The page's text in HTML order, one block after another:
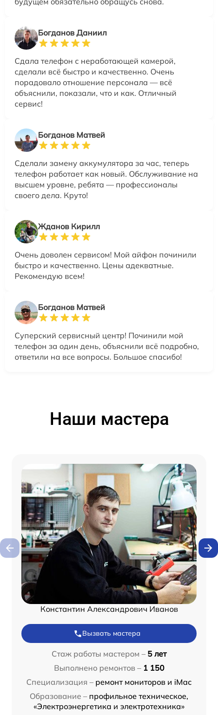
Богданов Даниил
Сдала телефон с неработающей камерой,
сделали всё быстро и качественно. Очень
порадовало отношение персонала — всё
объяснили, показали, что и как. Отличный
сервис!
Богданов Матвей
Сделали замену аккумулятора за час, теперь
телефон работает как новый. Обслуживание на
высшем уровне, ребята — профессионалы
своего дела. Круто!
Жданов Кирилл
Очень доволен сервисом! Мой айфон починили
быстро и качественно. Цены адекватные.
Рекомендую всем!
Богданов Матвей
Суперский сервисный центр! Починили мой
телефон за один день, объяснили всё подробно,
ответили на все вопросы. Большое спасибо!
Наши мастера
Константин Александрович Иванов
Вызвать мастера
Стаж работы мастером – 5 лет
Выполнено ремонтов – 1 150
Специализация – ремонт мониторов и iMac
Образование – профильное техническое,
«Электроэнергетика и электротехника»